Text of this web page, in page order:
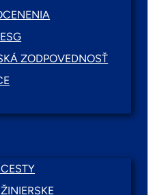
ZODPOVEDNOSŤ